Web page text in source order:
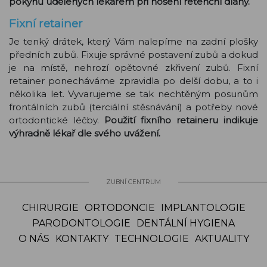
Fixní retainer
Je tenký drátek, který Vám nalepíme na zadní plošky
předních zubů. Fixuje správné postavení zubů a dokud
je na místě, nehrozí opětovné zkřivení zubů. Fixní
retainer ponecháváme zpravidla po delší dobu, a to i
několika let. Vyvarujeme se tak nechtěným posunům
frontálních zubů (terciální stěsnávání) a potřeby nové
ortodontické léčby.
Použití fixního retaineru indikuje
výhradně lékař dle svého uvážení.
ZUBNÍ CENTRUM
CHIRURGIE ORTODONCIE
IMPLANTOLOGIE
PARODONTOLOGIE
DENTÁLNÍ HYGIENA
O NÁS
KONTAKTY TECHNOLOGIE AKTUALITY